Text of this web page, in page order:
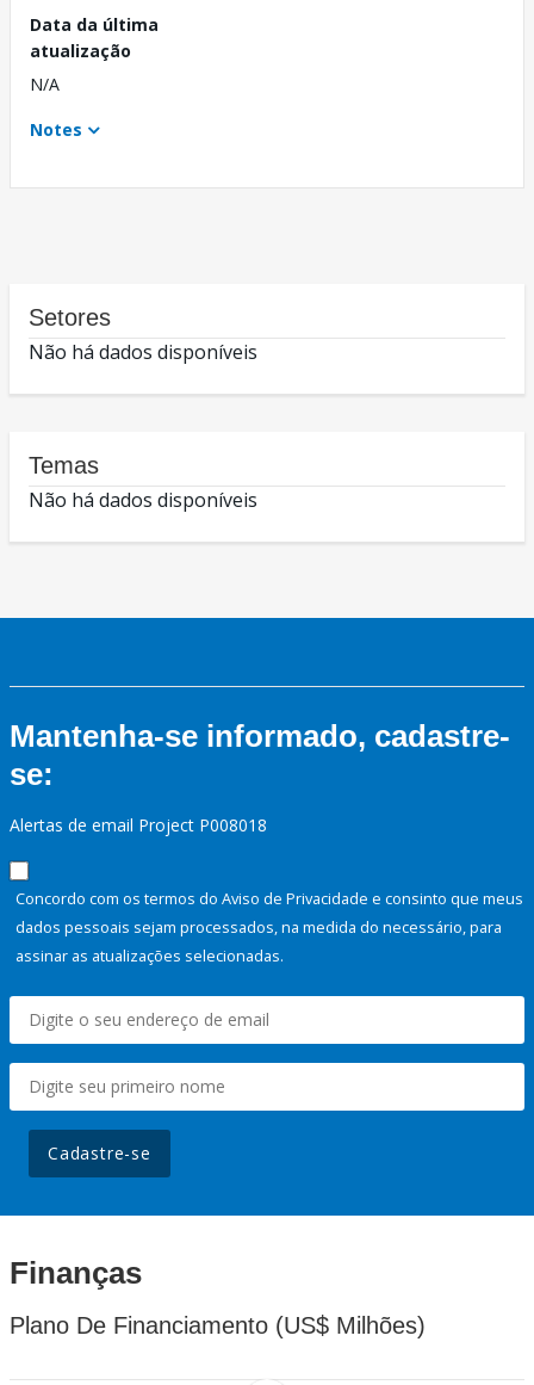
Data da última
atualização
N/A
Notes
Setores
Não há dados disponíveis
Temas
Não há dados disponíveis
Mantenha-se informado, cadastre-
se:
Alertas de email Project P008018
Concordo com os termos do Aviso de Privacidade e consinto que meus
dados pessoais sejam processados, na medida do necessário, para
assinar as atualizações selecionadas.
Cadastre-se
Finanças
Plano De Financiamento (US$ Milhões)